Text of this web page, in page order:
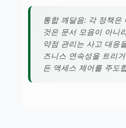
통합 깨달음: 각 정책
것은 문서 모음이 아니
약점 관리는 사고 대응
즈니스 연속성을 트리
든 액세스 제어를 주도